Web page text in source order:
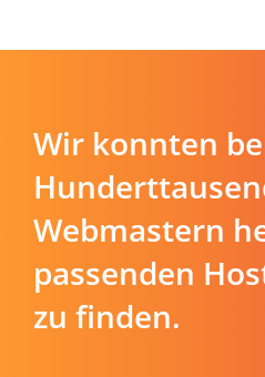
Wir konnten
Webmastern
passenden
zu finden.